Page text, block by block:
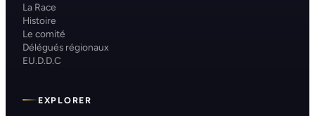
La Race
Histoire
Le comité
Délégués régionaux
EU.D.D.C
EXPLORER